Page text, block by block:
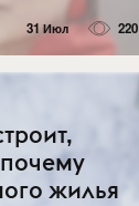
31 Июл 220
жилья